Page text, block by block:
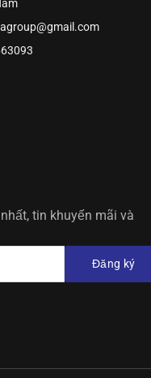
tin khuyến mãi và
Đăng ký